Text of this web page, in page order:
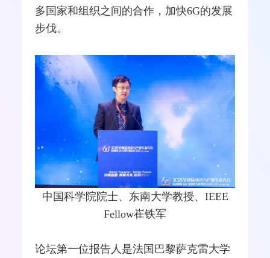
多国家和组织之间的合作，加快6G的发展
步伐。
中国科学院院士、东南大学教授、IEEE
Fellow崔铁军
论坛第一位报告人是法国巴黎萨克雷大学